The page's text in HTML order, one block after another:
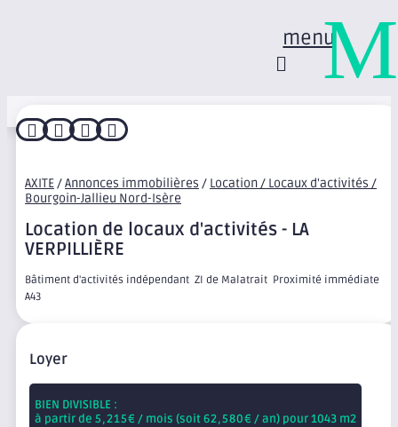
menu
   
AXITE/Annonces immobilières / Location / Locaux d'activités /
Bourgoin-Jallieu Nord-Isère
Location de locaux d'activités - LA
VERPILLIÈRE
Bâtiment d'activités indépendant  ZI de Malatrait  Proximité immédiate
A43
Loyer
BIEN DIVISIBLE :
à partir de 5,215€ / mois (soit62,580€ / an) pour 1043 m2
M